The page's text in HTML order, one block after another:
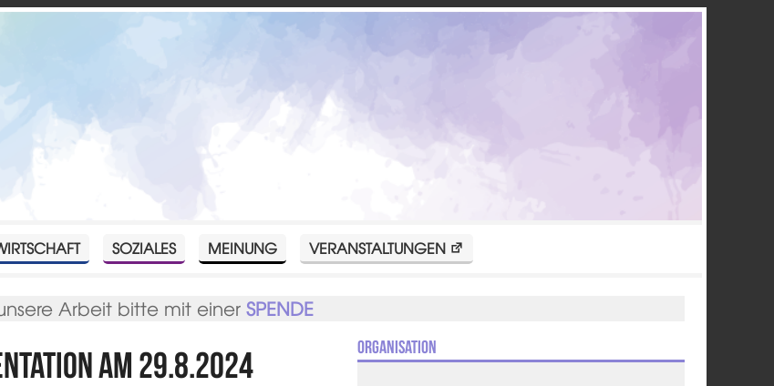
SOZIALES MEINUNG VERANSTALTUNGEN
Arbeit bitte mit einerSPENDE
am 29.8.2024 Organisation